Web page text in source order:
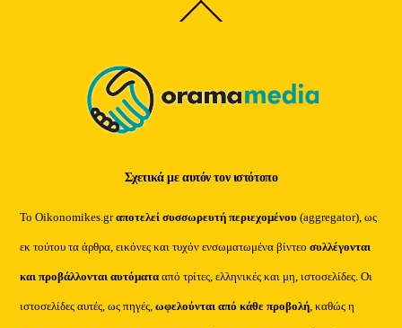
Back
To
Σχετικά με αυτόν τον ιστότοπο
Το Oikonomikes.grαποτελεί συσσωρευτή περιεχομένου (aggregator), ως
εκ τούτου τα άρθρα, εικόνες και τυχόν ενσωματωμένα βίντεοσυλλέγονται
και προβάλλονται αυτόματααπό τρίτες, ελληνικές και μη, ιστοσελίδες. Οι
ιστοσελίδες αυτές, ως πηγές,ωφελούνται από κάθε προβολή, καθώς η